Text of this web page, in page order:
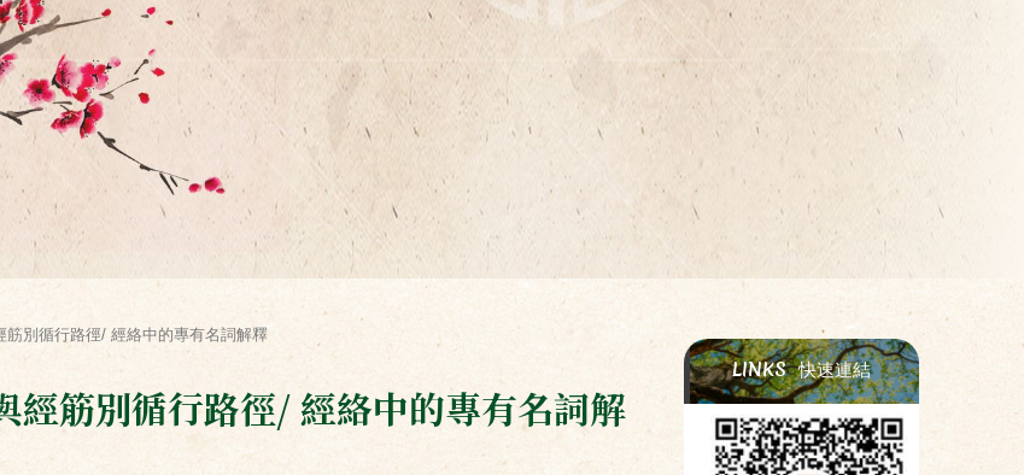
筋別循行路徑/ 經絡中的專有名詞解釋
經筋別循行路徑/ 經絡中的專有名詞解
LINKS 快速連結